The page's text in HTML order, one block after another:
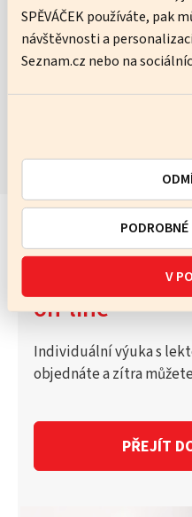
SPĚVÁČEK používáte, pak
návštěvnosti a
Seznam.cz nebo na
V
Vyzkoušejte
on-line
Individuální výuka s
objednáte a zítra
PŘEJÍT